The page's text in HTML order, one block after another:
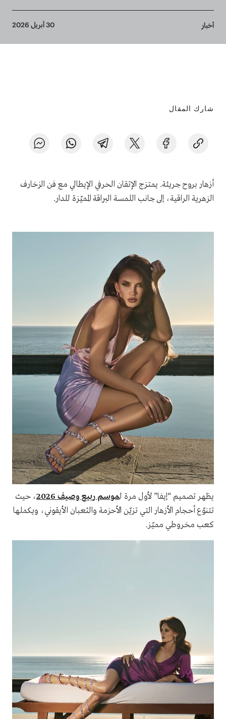
Breadcrumb
أخبار 30 أبريل 2026
شارك المقال
أزهار بروح جريئة. يمتزج الإتقان الحرفي الإيطالي مع فن الزخارف
الزهرية الراقية، إلى جانب اللمسة البراقة المميّزة للدار.
يظهر تصميم “إيفا” لأول مرة لموسم ربيع وصيف 2026
، حيث
تتنوّع أحجام الأزهار التي تزيّن الأحزمة والثعبان الأيقوني، ويكملها
كعب مخروطي مميّز.